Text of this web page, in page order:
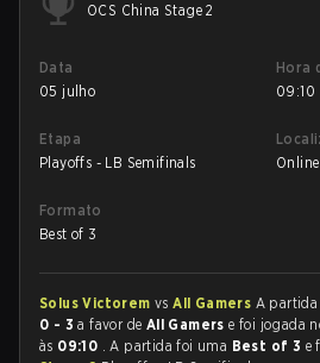
OCS China Stage 2
Data
05 julho
Hora
09:10
Etapa
Playoffs - LB Semifinals
Online
Formato
Best of 3
Solus Victorem vsAll Gamers A partida
0 - 3 a favor de All Gamerse foi jogada
às 09:10 . A partida foi uma Best of 3 e